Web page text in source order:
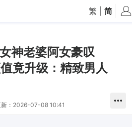
繁 简
神老婆阿女豪叹
竟升级：精致男人
： 2026-07-08 10:41